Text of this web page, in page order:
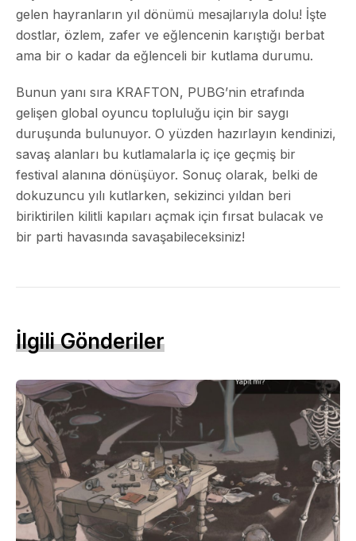
gelen hayranların yıl dönümü mesajlarıyla dolu! İşte
dostlar, özlem, zafer ve eğlencenin karıştığı berbat
ama bir o kadar da eğlenceli bir kutlama durumu.
Bunun yanı sıra KRAFTON, PUBG’nin etrafında
gelişen global oyuncu topluluğu için bir saygı
duruşunda bulunuyor. O yüzden hazırlayın kendinizi,
savaş alanları bu kutlamalarla iç içe geçmiş bir
festival alanına dönüşüyor. Sonuç olarak, belki de
dokuzuncu yılı kutlarken, sekizinci yıldan beri
biriktirilen kilitli kapıları açmak için fırsat bulacak ve
bir parti havasında savaşabileceksiniz!
İlgili Gönderiler